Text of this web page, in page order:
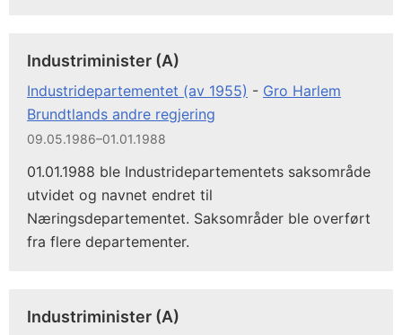
Industriminister (A)
Industridepartementet (av 1955) - Gro Harlem
Brundtlands andre regjering
09.05.1986–01.01.1988
01.01.1988 ble Industridepartementets saksområde
utvidet og navnet endret til
Næringsdepartementet. Saksområder ble overført
fra flere departementer.
Industriminister (A)